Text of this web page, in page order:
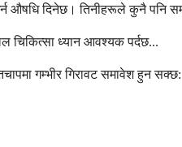
औषधि दिनेछ। तिनीहरूले कुनै पनि
चिकित्सा ध्यान आवश्यक पर्दछ...
गम्भीर गिरावट समावेश हुन सक्छ: